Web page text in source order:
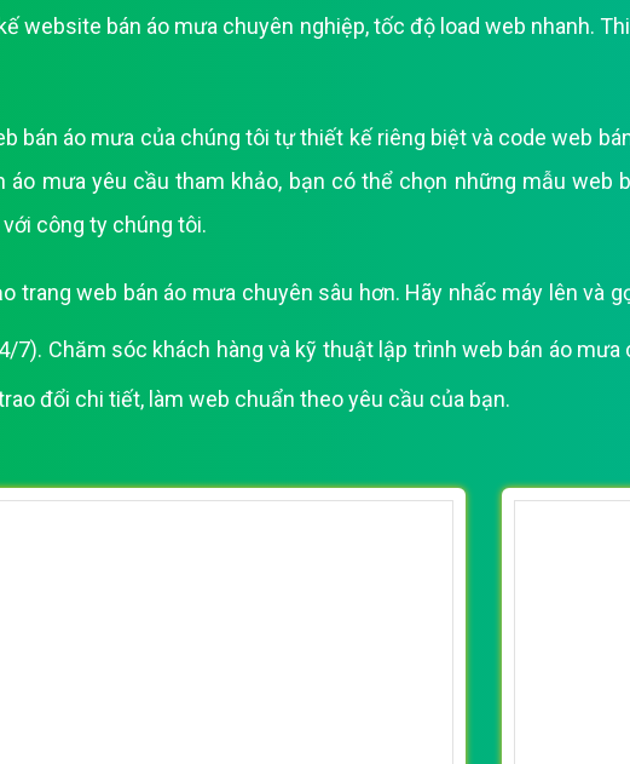
Bảng giá quảng cáo Google
website bán áo mưa chuyên nghiệp, tốc độ load web nhanh.
bán áo mưa của chúng tôi tự thiết kế riêng biệt và code web
áo mưa yêu cầu tham khảo, bạn có thể chọn những mẫu
công ty chúng tôi.
trang web bán áo mưa chuyên sâu hơn. Hãy nhấc máy lên và
7). Chăm sóc khách hàng và kỹ thuật lập trình web bán áo
đổi chi tiết, làm web chuẩn theo yêu cầu của bạn.